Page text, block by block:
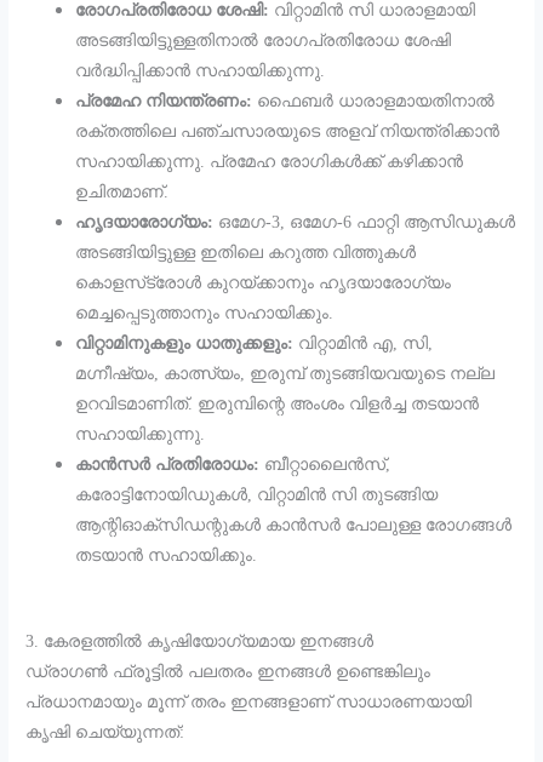
രോഗപ്രതിരോധ ശേഷി: വിറ്റാമിൻ സി ധാരാളമായി
അടങ്ങിയിട്ടുള്ളതിനാൽ രോഗപ്രതിരോധ ശേഷി
വർദ്ധിപ്പിക്കാൻ സഹായിക്കുന്നു.
പ്രമേഹ നിയന്ത്രണം: ഫൈബർ ധാരാളമായതിനാൽ
രക്തത്തിലെ പഞ്ചസാരയുടെ അളവ് നിയന്ത്രിക്കാൻ
സഹായിക്കുന്നു. പ്രമേഹ രോഗികൾക്ക് കഴിക്കാൻ
ഉചിതമാണ്.
ഹൃദയാരോഗ്യം: ഒമേഗ-3, ഒമേഗ-6 ഫാറ്റി ആസിഡുകൾ
അടങ്ങിയിട്ടുള്ള ഇതിലെ കറുത്ത വിത്തുകൾ
കൊളസ്‌ട്രോൾ കുറയ്ക്കാനും ഹൃദയാരോഗ്യം
മെച്ചപ്പെടുത്താനും സഹായിക്കും.
വിറ്റാമിനുകളും ധാതുക്കളും: വിറ്റാമിൻ എ, സി,
മഗ്നീഷ്യം, കാത്സ്യം, ഇരുമ്പ് തുടങ്ങിയവയുടെ നല്ല
ഉറവിടമാണിത്. ഇരുമ്പിന്റെ അംശം വിളർച്ച തടയാൻ
സഹായിക്കുന്നു.
കാൻസർ പ്രതിരോധം: ബീറ്റാലൈൻസ്,
കരോട്ടിനോയിഡുകൾ, വിറ്റാമിൻ സി തുടങ്ങിയ
ആന്റിഓക്‌സിഡന്റുകൾ കാൻസർ പോലുള്ള രോഗങ്ങൾ
തടയാൻ സഹായിക്കും.
​3. കേരളത്തിൽ കൃഷിയോഗ്യമായ ഇനങ്ങൾ
​ഡ്രാഗൺ ഫ്രൂട്ടിൽ പലതരം ഇനങ്ങൾ ഉണ്ടെങ്കിലും
പ്രധാനമായും മൂന്ന് തരം ഇനങ്ങളാണ് സാധാരണയായി
കൃഷി ചെയ്യുന്നത്: